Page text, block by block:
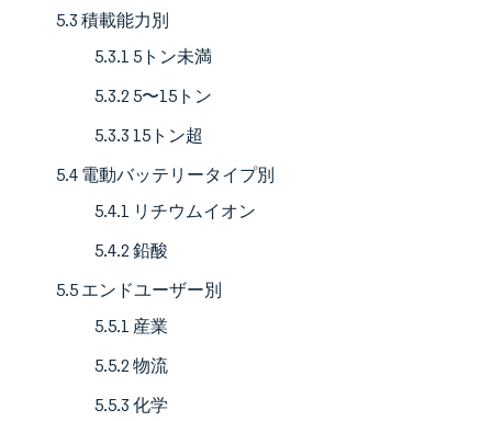
5.3 積載能力別
5.3.1 5トン未満
5.3.2 5〜15トン
5.3.3 15トン超
5.4 電動バッテリータイプ別
5.4.1 リチウムイオン
5.4.2 鉛酸
5.5 エンドユーザー別
5.5.1 産業
5.5.2 物流
5.5.3 化学